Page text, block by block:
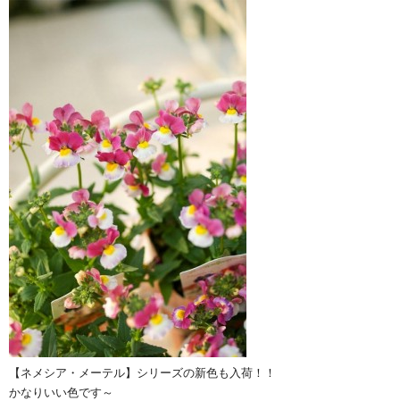
【ネメシア・メーテル】シリーズの新色も入荷！！
かなりいい色です～